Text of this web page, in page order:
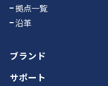
拠点一覧
沿革
ブランド
サポート